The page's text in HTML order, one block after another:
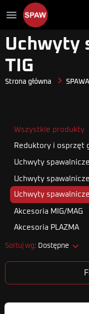
menu
Uchwyty
TIG
Strona główna
Wszystkie produkty
Reduktory i osprzęt
Uchwyty
Uchwyty
Uchwyty
Akcesoria MIG/MAG
Akcesoria PLAZMA
Sortuj wg: Dostępne 